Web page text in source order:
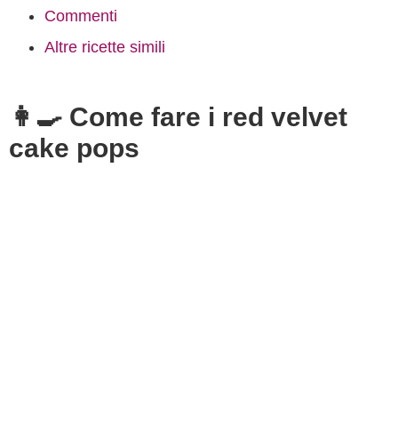
Commenti
Altre ricette simili
👩‍🍳 Come fare i red velvet
cake pops